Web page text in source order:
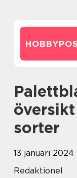
Palettbladklippning – En
sorter
13 januari 2024
Redaktionel